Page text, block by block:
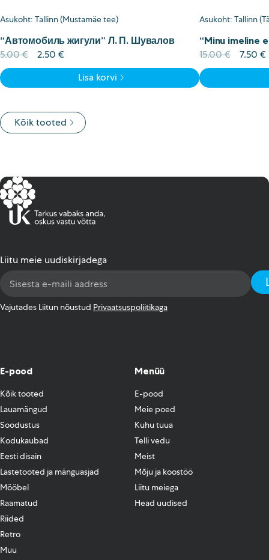
Asukoht: Tallinn (Mustamäe tee)
“Автомобиль жигули” Л. П. Шувалов
5.00€
Algne
hind
5.00 €.
2.50 €
price
2.50 €.
Lisa korvi
Asukoht: Tallinn
“Minu imeline
15.00€
Algne
hind
15.00
7.50 €
Kõik tooted
Liitu meie uudiskirjadega
Address
Vajutades Liitun nõustud Privaatsuspoliitikaga
E-pood
Kõik tooted
Lauamängud
Soodustus
Kodukaubad
Eesti disain
Lastetooted ja mänguasjad
Mööbel
Raamatud
Riided
Retro
Muu
Menüü
E-pood
Meie poed
Kuhu tuua
Telli vedu
Meist
Mõju ja koostöö
Liitu meiega
Head uudised